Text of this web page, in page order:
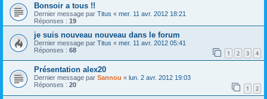
Bonsoir a tous !!
Dernier message par Titus « mer. 11 avr. 2012 18:21
Réponses : 19
je suis nouveau nouveau dans le forum
Dernier message par Titus « mer. 11 avr. 2012 05:41
Réponses : 68 1 2 3 4
Présentation alex20
Dernier message par Sannou « lun. 2 avr. 2012 19:03
Réponses : 20 1 2